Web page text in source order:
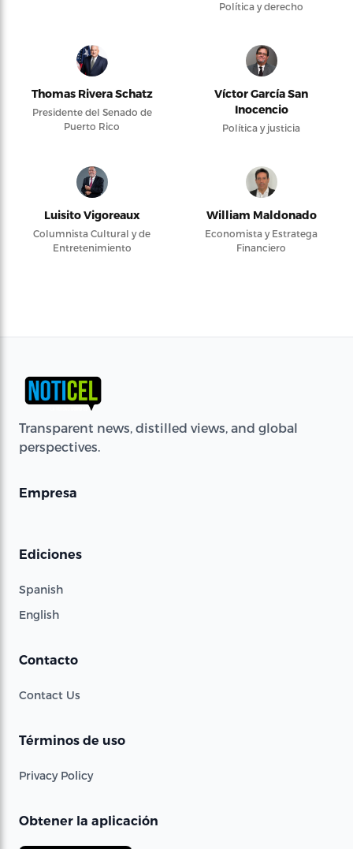
Política y derecho
Thomas Rivera Schatz
Presidente del Senado de
Puerto Rico
Víctor García San
Inocencio
Política y justicia
Luisito Vigoreaux
Columnista Cultural y de
Entretenimiento
William Maldonado
Economista y Estratega
Financiero
Transparent news, distilled views, and global
perspectives.
Empresa
Ediciones
Spanish
English
Contacto
Contact Us
Términos de uso
Privacy Policy
Obtener la aplicación